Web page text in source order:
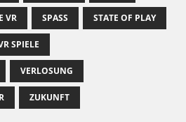
VR SPASS STATE OF PLAY
SPIELE
VERLOSUNG
ZUKUNFT